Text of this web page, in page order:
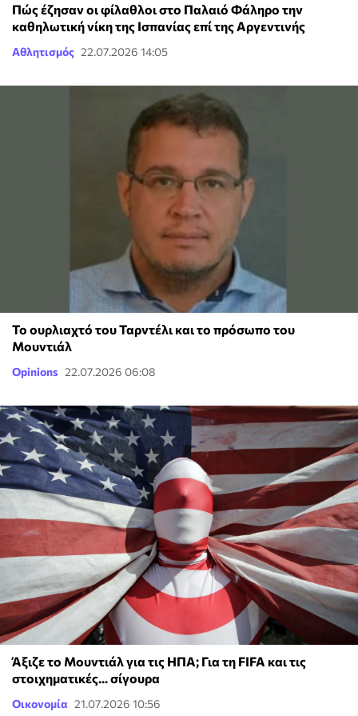
Πώς έζησαν οι φίλαθλοι στο Παλαιό Φάληρο την
καθηλωτική νίκη της Ισπανίας επί της Αργεντινής
Αθλητισμός 22.07.2026 14:05
Το ουρλιαχτό του Ταρντέλι και το πρόσωπο του
Μουντιάλ
Opinions 22.07.2026 06:08
Άξιζε το Μουντιάλ για τις ΗΠΑ; Για τη FIFA και τις
στοιχηματικές... σίγουρα
Οικονομία 21.07.2026 10:56